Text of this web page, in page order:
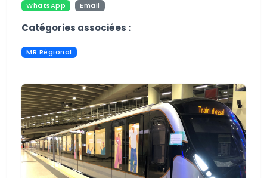
WhatsApp Email
Catégories associées :
MR Régional